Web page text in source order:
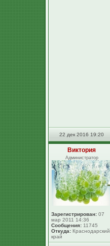
22 дек 2016 19:20
Виктория
Администратор
Зарегистрирован: 07
мар 2011 14:36
Сообщения: 11745
Откуда: Краснодарский
край